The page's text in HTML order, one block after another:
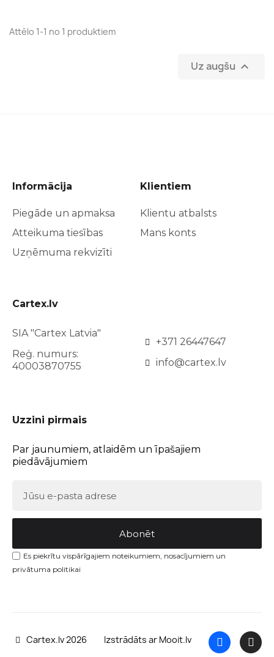
Attēlo 1-1 no 1 produktiem
Uz augšu 
Informācija
Piegāde un apmaksa
Atteikuma tiesības
Uzņēmuma rekvizīti
Klientiem
Klientu atbalsts
Mans konts
Cartex.lv
SIA "Cartex Latvia"
Reģ. numurs:
40003870755
+371 26447647
info@cartex.lv
Uzzini pirmais
Par jaunumiem, atlaidēm un īpašajiem
piedāvājumiem
Abonēt
Es piekrītu vispārīgajiem noteikumiem, nosacījumiem un
privātuma politikai
Cartex.lv 2026 Izstrādāts ar Mooit.lv